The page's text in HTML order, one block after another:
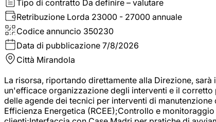
Tipo di contratto Da definire – valutare
Retribuzione Lorda 23000 - 27000 annuale
Codice annuncio 350230
Data di pubblicazione 7/8/2026
Città Mirandola
La risorsa, riportando direttamente alla Direzione,
un'efficace organizzazione degli interventi e il
delle agende dei tecnici per interventi di
Efficienza Energetica (RCEE);Controllo e